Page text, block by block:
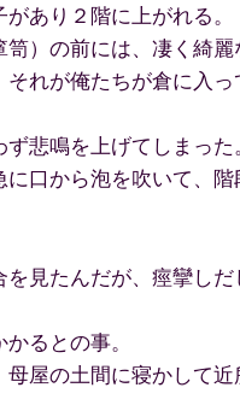
あり２階に上がれる。
）の前には、凄く綺麗
れが俺たちが倉に入
悲鳴を上げてしまった
口から泡を吹いて、
見たんだが、痙攣し
るとの事。
屋の土間に寝かして